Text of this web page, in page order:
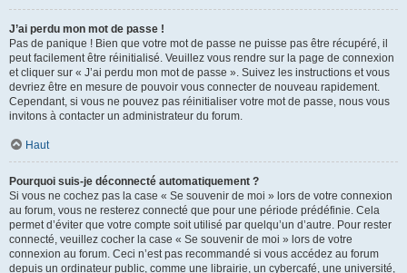
J’ai perdu mon mot de passe !
Pas de panique ! Bien que votre mot de passe ne puisse pas être récupéré, il
peut facilement être réinitialisé. Veuillez vous rendre sur la page de connexion
et cliquer sur « J’ai perdu mon mot de passe ». Suivez les instructions et vous
devriez être en mesure de pouvoir vous connecter de nouveau rapidement.
Cependant, si vous ne pouvez pas réinitialiser votre mot de passe, nous vous
invitons à contacter un administrateur du forum.
Haut
Pourquoi suis-je déconnecté automatiquement ?
Si vous ne cochez pas la case « Se souvenir de moi » lors de votre connexion
au forum, vous ne resterez connecté que pour une période prédéfinie. Cela
permet d’éviter que votre compte soit utilisé par quelqu’un d’autre. Pour rester
connecté, veuillez cocher la case « Se souvenir de moi » lors de votre
connexion au forum. Ceci n’est pas recommandé si vous accédez au forum
depuis un ordinateur public, comme une librairie, un cybercafé, une université,